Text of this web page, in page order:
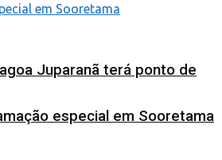
Juparanã terá ponto de
especial em Sooretama